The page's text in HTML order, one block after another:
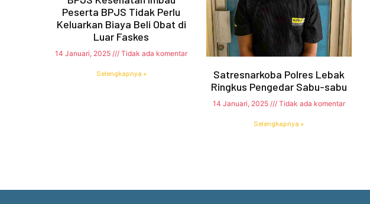
Peserta BPJS Tidak Perlu
Keluarkan Biaya Beli Obat di
Luar Faskes
14 Januari, 2025 Tidak ada komentar
Selengkapnya »
Satresnarkoba Polres Lebak
Ringkus Pengedar Sabu-sabu
14 Januari, 2025 Tidak ada komentar
Selengkapnya »